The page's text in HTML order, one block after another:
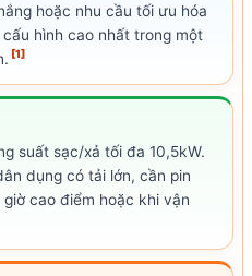
hoặc nhu cầu tối ưu hóa
hình cao nhất trong một
[1]
suất sạc/xả tối đa 10,5kW.
dụng có tải lớn, cần pin
cao điểm hoặc khi vận